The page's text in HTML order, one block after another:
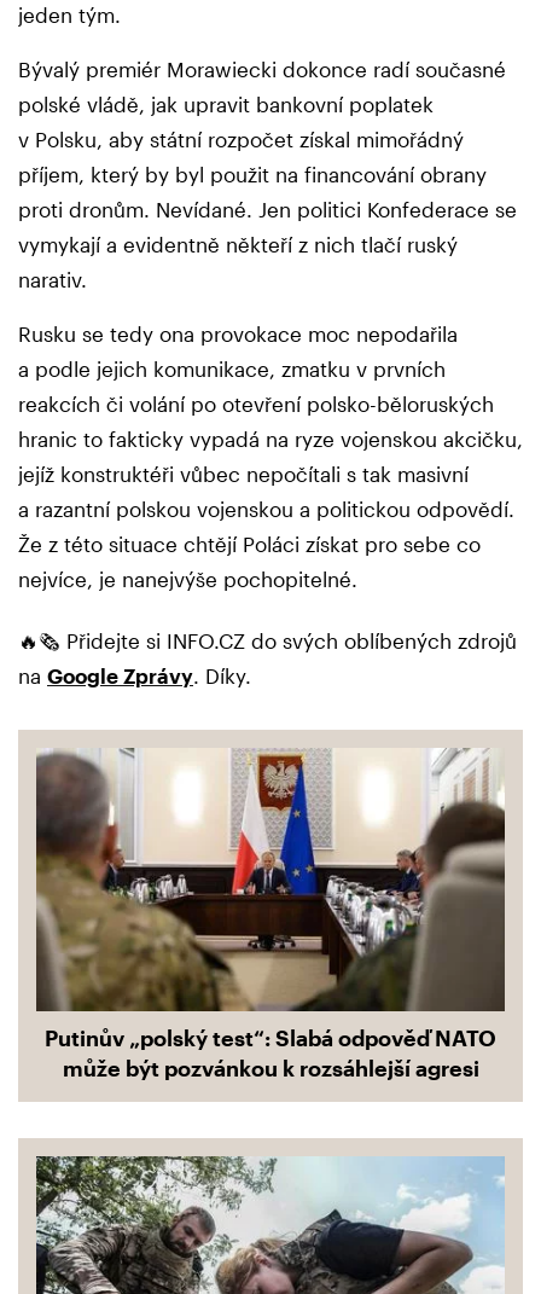
jeden tým.
Bývalý premiér Morawiecki dokonce radí současné
polské vládě, jak upravit bankovní poplatek
v Polsku, aby státní rozpočet získal mimořádný
příjem, který by byl použit na financování obrany
proti dronům. Nevídané. Jen politici Konfederace se
vymykají a evidentně někteří z nich tlačí ruský
narativ.
Rusku se tedy ona provokace moc nepodařila
a podle jejich komunikace, zmatku v prvních
reakcích či volání po otevření polsko-běloruských
hranic to fakticky vypadá na ryze vojenskou akcičku,
jejíž konstruktéři vůbec nepočítali s tak masivní
a razantní polskou vojenskou a politickou odpovědí.
Že z této situace chtějí Poláci získat pro sebe co
nejvíce, je nanejvýše pochopitelné.
🔥🗞️ Přidejte si INFO.CZ do svých oblíbených zdrojů
na Google Zprávy. Díky.
Putinův „polský test“: Slabá odpověď NATO
může být pozvánkou k rozsáhlejší agresi